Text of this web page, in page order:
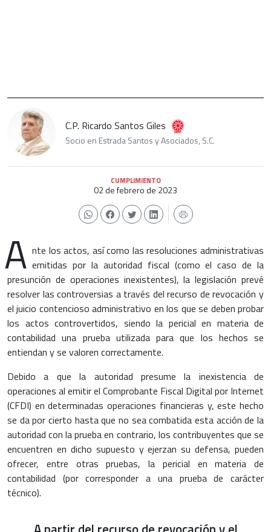
C.P. Ricardo Santos Giles
Socio en Estrada Santos y Asociados, S.C.
CUMPLIMIENTO
02 de febrero de 2023
A nte los actos, así como las resoluciones administrativas
emitidas por la autoridad fiscal (como el caso de la
presunción de operaciones inexistentes), la legislación prevé
resolver las controversias a través del recurso de revocación y
el juicio contencioso administrativo en los que se deben probar
los actos controvertidos, siendo la pericial en materia de
contabilidad una prueba utilizada para que los hechos se
entiendan y se valoren correctamente.
Debido a que la autoridad presume la inexistencia de
operaciones al emitir el Comprobante Fiscal Digital por Internet
(CFDI) en determinadas operaciones financieras y, este hecho
se da por cierto hasta que no sea combatida esta acción de la
autoridad con la prueba en contrario, los contribuyentes que se
encuentren en dicho supuesto y ejerzan su defensa, pueden
ofrecer, entre otras pruebas, la pericial en materia de
contabilidad (por corresponder a una prueba de carácter
técnico).